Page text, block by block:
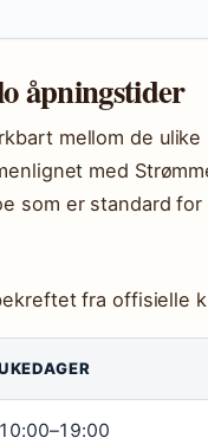
åpningstider
mellom de
med
som er standard
fra offisielle
10:00–19:00